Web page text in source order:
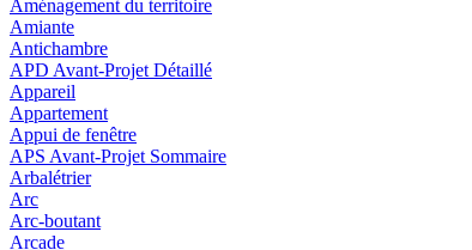
Aménagement du territoire
Amiante
Antichambre
APD Avant-Projet Détaillé
Appareil
Appartement
Appui de fenêtre
APS Avant-Projet Sommaire
Arbalétrier
Arc
Arc-boutant
Arcade